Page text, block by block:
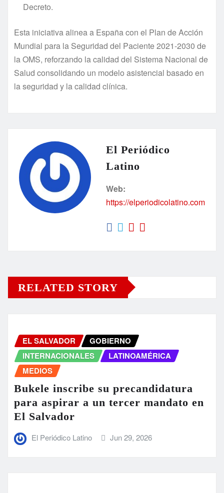
Decreto.
Esta iniciativa alinea a España con el Plan de Acción
Mundial para la Seguridad del Paciente 2021-2030 de
la OMS, reforzando la calidad del Sistema Nacional de
Salud consolidando un modelo asistencial basado en
la seguridad y la calidad clínica.
El Periódico
Latino
Web:
https://elperiodicolatino.com
RELATED STORY
EL SALVADOR
GOBIERNO
INTERNACIONALES
LATINOAMÉRICA
MEDIOS
Bukele inscribe su precandidatura
para aspirar a un tercer mandato en
El Salvador
El Periódico Latino Jun 29, 2026